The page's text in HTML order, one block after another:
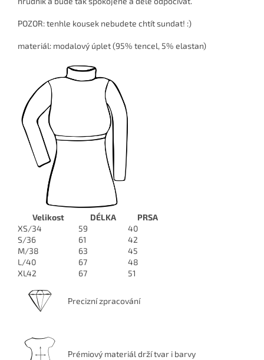
POZOR: tenhle kousek nebudete chtít sundat! :)
materiál: modalový úplet (95% tencel, 5% elastan)
Velikost DÉLKA
PRSA
XS/34
59
40
S/36
61
42
M/38
63
45
L/40
67
48
XL42
67 51
Precizní zpracování
Prémiový materiál drží tvar i barvy